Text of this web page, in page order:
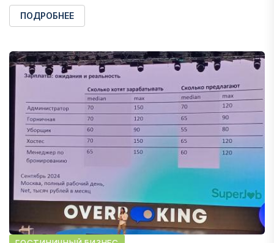
ПОДРОБНЕЕ